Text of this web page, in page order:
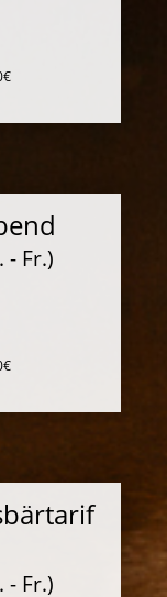
- Fr.)
- Fr.)